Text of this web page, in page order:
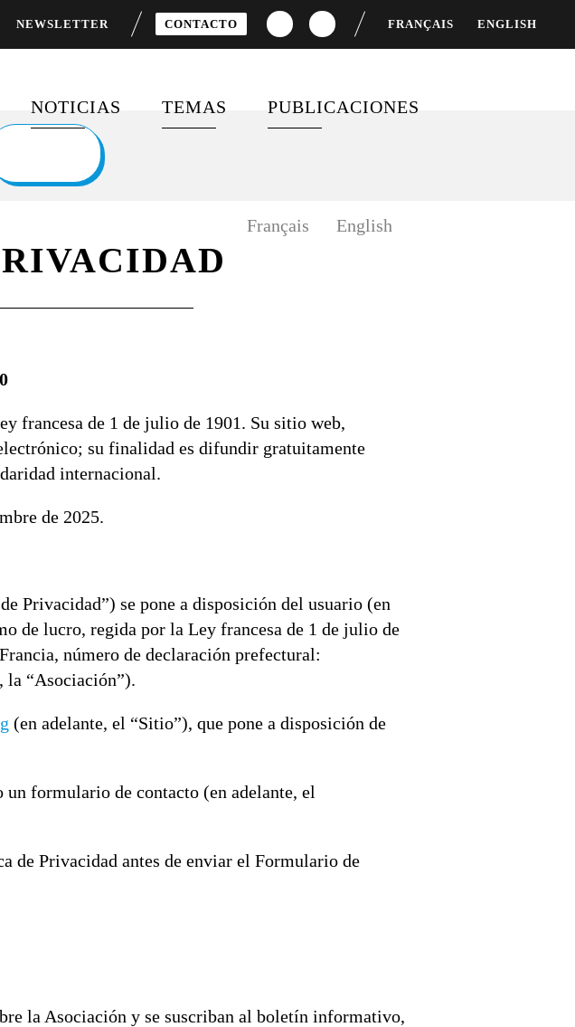
NEWSLETTER CONTACTO FRANÇAIS ENGLISH
NOTICIAS
ÚLTIMAS PUBLICACIONES
TEMAS
IGUALDAD DE GÉNERO
G7 / G20
PUBLICACIONES
VÍDEOS
Français English
francesa de 1 de julio de 1901. Su sitio web,
su finalidad es difundir gratuitamente
internacional.
de 2025.
Privacidad”) se pone a disposición del usuario (en
de lucro, regida por la Ley francesa de 1 de julio de
número de declaración prefectural:
la “Asociación”).
(en adelante, el “Sitio”), que pone a disposición de
formulario de contacto (en adelante, el
de Privacidad antes de enviar el Formulario de
la Asociación y se suscriban al boletín informativo,